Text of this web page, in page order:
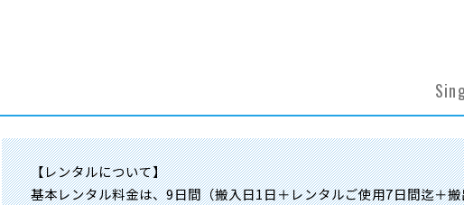
【レンタルについて】
基本レンタル料金は、9日間（搬入日1日＋レンタルご使用7日間迄＋